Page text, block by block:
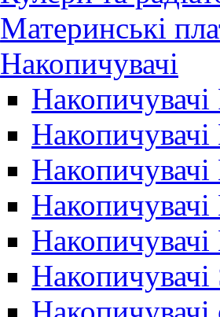
Материнські
Накопичувачі
Накопичувачі